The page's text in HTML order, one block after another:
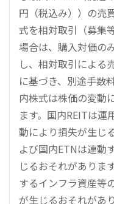
円（税込み））の売
式を相対取引（募集
場合は、購入対価の
し、相対取引による
に基づき、別途手数
内株式は株価の変動
ます。国内REITは
動により損失が生じ
よび国内ETNは連動
じるおそれがありま
するインフラ資産等
が生じるおそれがあり